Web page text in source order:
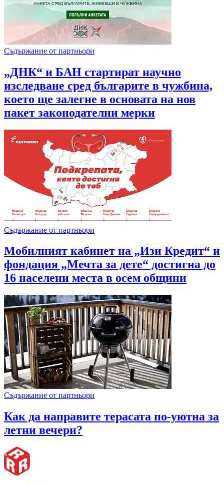
Съдържание от партньори
„ДНК“ и БАН стартират научно
изследване сред българите в чужбина,
което ще залегне в основата на нов
пакет законодателни мерки
Съдържание от партньори
Мобилният кабинет на „Изи Кредит“ и
фондация „Мечта за дете“ достигна до
16 населени места в осем общини
Съдържание от партньори
Как да направите терасата по-уютна за
летни вечери?